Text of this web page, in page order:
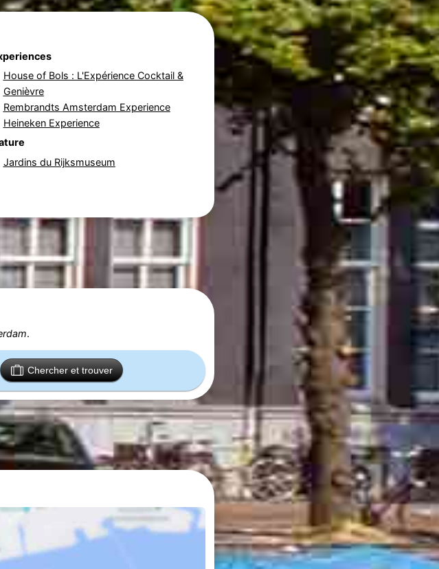
House of Bols : L'Expérience Cocktail &
Genièvre
Rembrandts Amsterdam Experience
Heineken Experience
Jardins du Rijksmuseum
.
Chercher et trouver